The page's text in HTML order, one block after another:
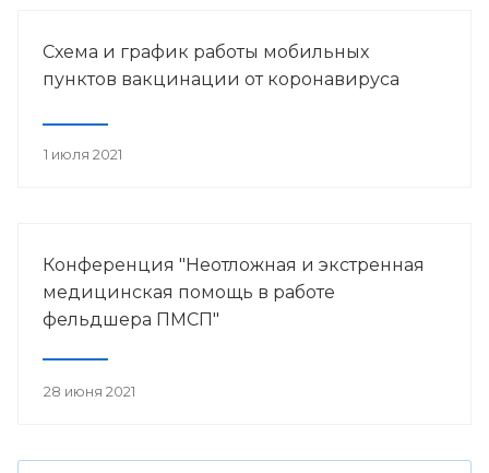
Схема и график работы мобильных
пунктов вакцинации от коронавируса
1 июля 2021
Конференция "Неотложная и экстренная
медицинская помощь в работе
фельдшера ПМСП"
28 июня 2021